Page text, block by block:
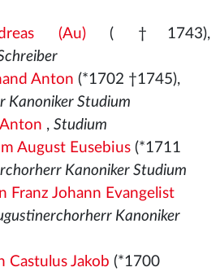
(Au)( †1743),
Anton (*1702 †1745),
Kanoniker Studium
, Studium
August Eusebius(*1711
Kanoniker Studium
Franz Johann Evangelist
Kanoniker
Castulus Jakob (*1700